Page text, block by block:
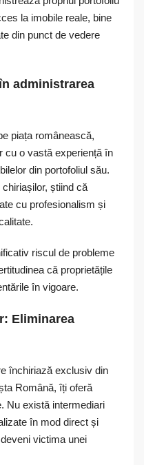
la imobile reale, bine
din punct de vedere
administrarea
piața românească,
cu o vastă experiență în
din portofoliul său.
știind că
cu profesionalism și
riscul de probleme
că proprietățile
în vigoare.
Eliminarea
închiriază exclusiv din
Română, îți oferă
Nu există intermediari
în mod direct și
victima unei